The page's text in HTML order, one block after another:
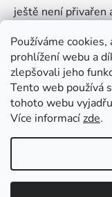
Používáme
prohlížení webu a
zlepšovali jeho
Tento web používá
tohoto webu
Více informacízde.
ještě není přivařen
Články
🌾
Časté dotazy
Věrnostní